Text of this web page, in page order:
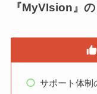
『MyVIsion』
サポート体制